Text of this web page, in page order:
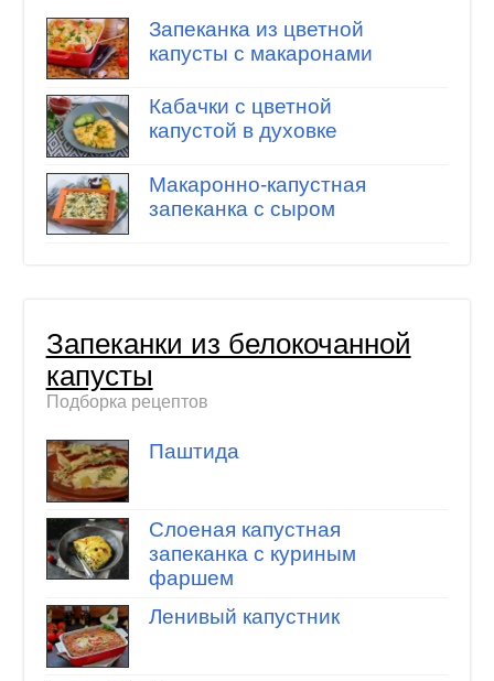
Запеканка из цветной
капусты с макаронами
Кабачки с цветной
капустой в духовке
Макаронно-капустная
запеканка с сыром
Запеканки из белокочанной
капусты
Подборка рецептов
Паштида
Слоеная капустная
запеканка с куриным
фаршем
Ленивый капустник